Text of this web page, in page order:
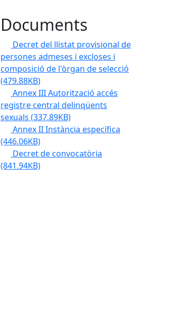
Documents
Decret del llistat provisional de
persones admeses i excloses i
composició de l'òrgan de selecció
(479.88KB)
Annex III Autorització accés
registre central delinqüents
sexuals (337.89KB)
Annex II Instància específica
(446.06KB)
Decret de convocatòria
(841.94KB)